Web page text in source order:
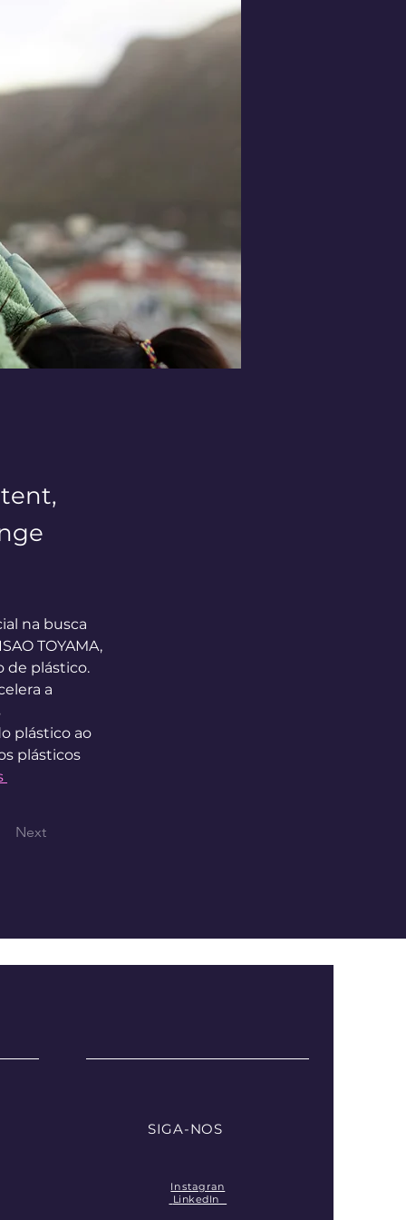
na busca
TOYAMA,
de plástico.
a
plástico ao
plásticos
Next
SIGA-NOS
Instagran
LinkedIn